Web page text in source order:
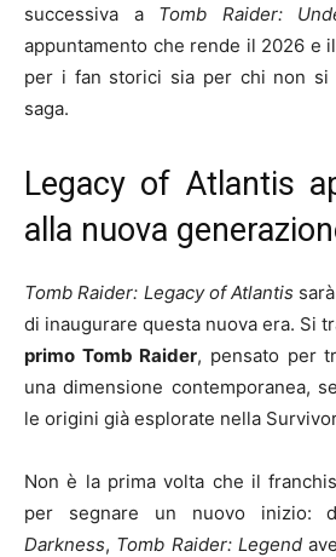
successiva a Tomb Raider:
appuntamento che rende il 2026 e
per i fan storici sia per chi non si
saga.
Legacy of Atlantis
alla nuova
Tomb Raider: Legacy of Atlantis
di inaugurare questa nuova era. Si
primo Tomb Raider, pensato per
una dimensione contemporanea,
le origini già esplorate nella
Non è la prima volta che il
per segnare un nuovo inizio:
Darkness, Tomb Raider: Legend